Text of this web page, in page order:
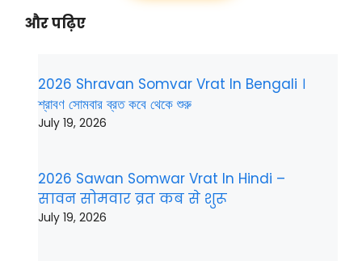
और पढ़िए
2026 Shravan Somvar Vrat In Bengali ।
শ্রাবণ সোমবার ব্রত কবে থেকে শুরু
July 19, 2026
2026 Sawan Somwar Vrat In Hindi –
सावन सोमवार व्रत कब से शुरू
July 19, 2026